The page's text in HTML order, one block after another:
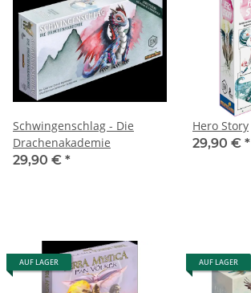
Schwingenschlag - Die
Drachenakademie
29,90 € *
Hero Story
29,90 € *
AUF LAGER AUF LAGER